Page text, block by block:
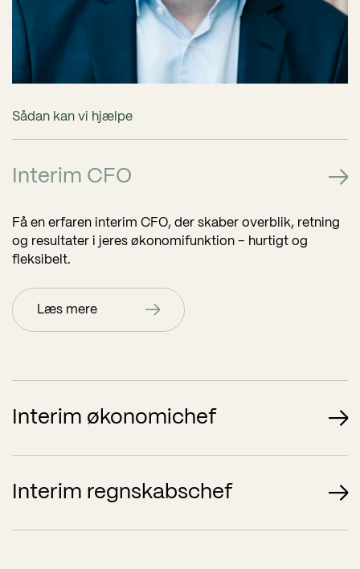
Sådan kan vi hjælpe
Interim CFO
Få en erfaren interim CFO, der skaber overblik, retning
og resultater i jeres økonomifunktion – hurtigt og
fleksibelt.
Læs mere
Interim økonomichef
økonomichef, der sikrer struktur, overblik og fremdrift –
fra dag ét.
Interim regnskabschef